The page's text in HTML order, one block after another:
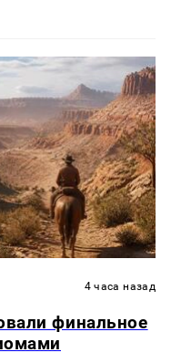
4 часа назад
финальное